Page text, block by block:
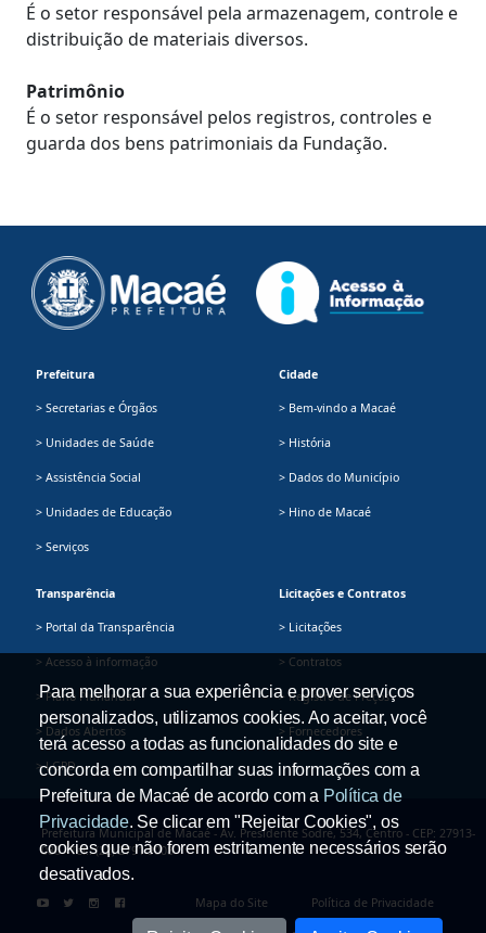
É o setor responsável pela armazenagem, controle e
distribuição de materiais diversos.
Patrimônio
É o setor responsável pelos registros, controles e
guarda dos bens patrimoniais da Fundação.
Prefeitura
> Secretarias e Órgãos
> Unidades de Saúde
> Assistência Social
> Unidades de Educação
> Serviços
Cidade
> Bem-vindo a Macaé
> História
> Dados do Município
> Hino de Macaé
Transparência
> Portal da Transparência
> Acesso à informação
> Plano Plurianual
> Dados Abertos
> LGPD
Licitações e Contratos
> Licitações
> Contratos
> Registro de Preços
> Fornecedores
Prefeitura Municipal de Macaé - Av. Presidente Sodré, 534, Centro - CEP: 27913-
080 - Tel.: (22) 2791-9008
Mapa do Site Política de Privacidade
Para melhorar a sua experiência e prover serviços
personalizados, utilizamos cookies. Ao aceitar, você
terá acesso a todas as funcionalidades do site e
concorda em compartilhar suas informações com a
Prefeitura de Macaé de acordo com a Política de
Privacidade. Se clicar em "Rejeitar Cookies", os
cookies que não forem estritamente necessários serão
desativados.